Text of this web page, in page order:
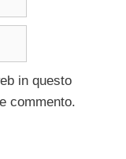
in questo
commento.